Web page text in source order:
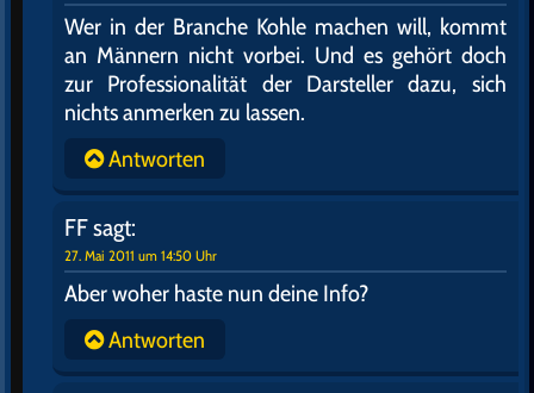
Wer in der Branche Kohle machen will, kommt
an Männern nicht vorbei. Und es gehört doch
zur Professionalität der Darsteller dazu, sich
nichts anmerken zu lassen.
Antworten
FFsagt:
27. Mai 2011 um 14:50 Uhr
Aber woher haste nun deine Info?
Antworten